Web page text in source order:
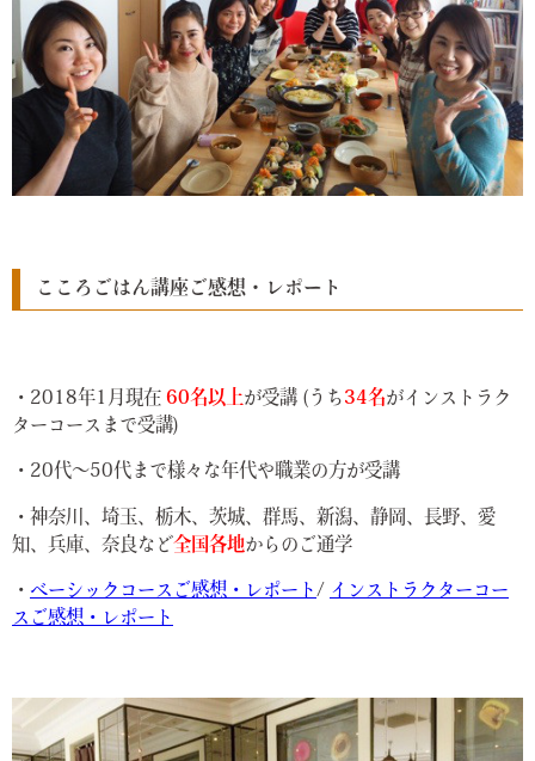
こころごはん講座ご感想・レポート
・2018年1月現在 60名以上が受講 (うち34名がインストラク
ターコースまで受講)
・20代〜50代まで様々な年代や職業の方が受講
・神奈川、埼玉、栃木、茨城、群馬、新潟、静岡、長野、愛
知、兵庫、奈良など全国各地からのご通学
・ ベーシックコースご感想・レポート/ インストラクターコー
スご感想・レポート